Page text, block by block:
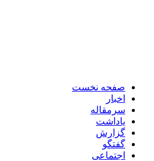
صفحه نخست
اخبار
سرمقاله
یاداشت
گزارش
گفتگو
اجتماعی